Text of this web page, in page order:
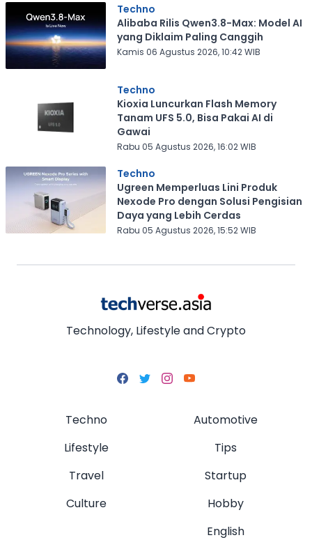
Techno
Alibaba Rilis Qwen3.8-Max: Model AI
yang Diklaim Paling Canggih
Kamis 06 Agustus 2026, 10:42 WIB
Techno
Kioxia Luncurkan Flash Memory
Tanam UFS 5.0, Bisa Pakai AI di
Gawai
Rabu 05 Agustus 2026, 16:02 WIB
Techno
Ugreen Memperluas Lini Produk
Nexode Pro dengan Solusi Pengisian
Daya yang Lebih Cerdas
Rabu 05 Agustus 2026, 15:52 WIB
Technology, Lifestyle and Crypto
Techno
Lifestyle
Travel
Culture
Automotive
Tips
Startup
Hobby
English